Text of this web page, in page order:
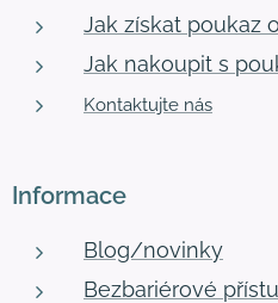
Jak získat poukaz
Jak nakoupit s
Kontaktujte nás
Informace
Blog/novinky
Bezbariérové